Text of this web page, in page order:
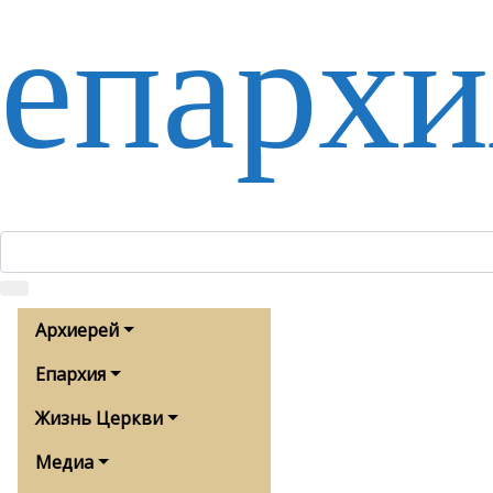
Архиерей
Епархия
Жизнь Церкви
Медиа